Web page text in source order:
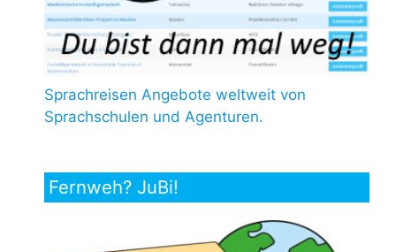
Sprachreisen Angebote weltweit von
Sprachschulen und Agenturen.
Fernweh? JuBi!